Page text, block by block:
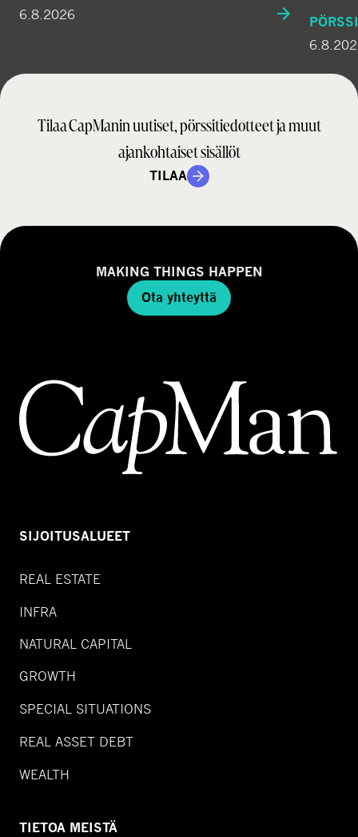
6.8.2026
Tilaa CapManin uutiset, pörssitiedotteet ja muut
ajankohtaiset sisällöt
TILAA
MAKING THINGS HAPPEN
Ota yhteyttä
SIJOITUSALUEET
REAL ESTATE
INFRA
NATURAL CAPITAL
GROWTH
SPECIAL SITUATIONS
REAL ASSET DEBT
WEALTH
TIETOA MEISTÄ